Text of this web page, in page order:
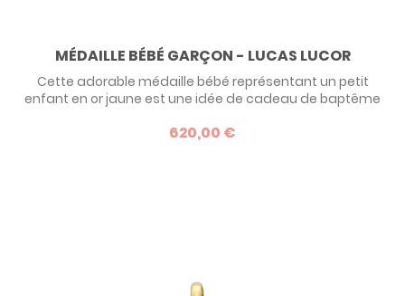
MÉDAILLE BÉBÉ GARÇON - LUCAS LUCOR
Cette adorable médaille bébé représentant un petit
enfant en or jaune est une idée de cadeau de baptême
gravure de son prénom et de sa date de naissance, et
620,00 €